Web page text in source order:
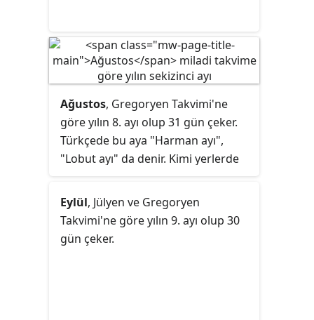
Ağustos, Gregoryen Takvimi'ne
göre yılın 8. ayı olup 31 gün çeker.
Türkçede bu aya "Harman ayı",
"Lobut ayı" da denir. Kimi yerlerde
ayı" dendiği de olur.
Eylül, Jülyen ve Gregoryen
Takvimi'ne göre yılın 9. ayı olup 30
gün çeker.